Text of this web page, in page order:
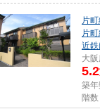
片
片
近
大
5.2
築年
階